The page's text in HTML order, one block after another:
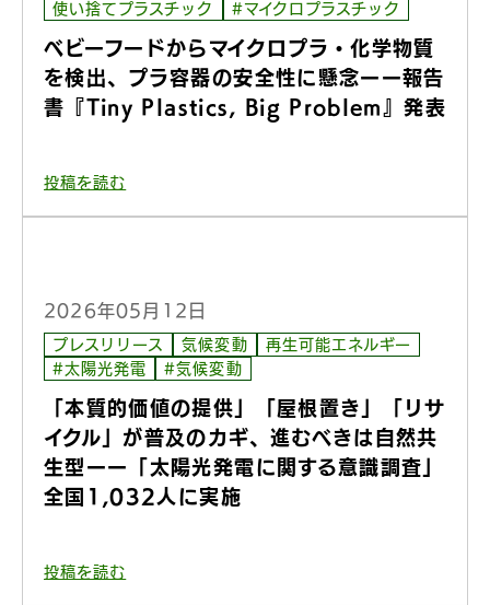
使い捨てプラスチック
#マイクロプラスチック
ベビーフードからマイクロプラ・化学物質
を検出、プラ容器の安全性に懸念ーー報告
書『Tiny Plastics, Big Problem』発表
投稿を読む
2026年05月12日
プレスリリース 気候変動
再生可能エネルギー
#太陽光発電
#気候変動
「本質的価値の提供」「屋根置き」「リサ
イクル」が普及のカギ、進むべきは自然共
生型ーー「太陽光発電に関する意識調査」
全国1,032人に実施
投稿を読む